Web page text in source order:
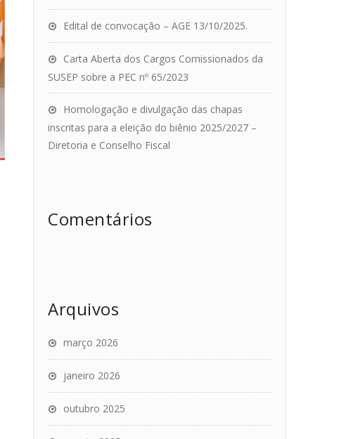
Edital de convocação – AGE 13/10/2025.
Carta Aberta dos Cargos Comissionados da
SUSEP sobre a PEC nº 65/2023
Homologação e divulgação das chapas
inscritas para a eleição do biênio 2025/2027 –
Diretoria e Conselho Fiscal
Comentários
Arquivos
março 2026
janeiro 2026
outubro 2025